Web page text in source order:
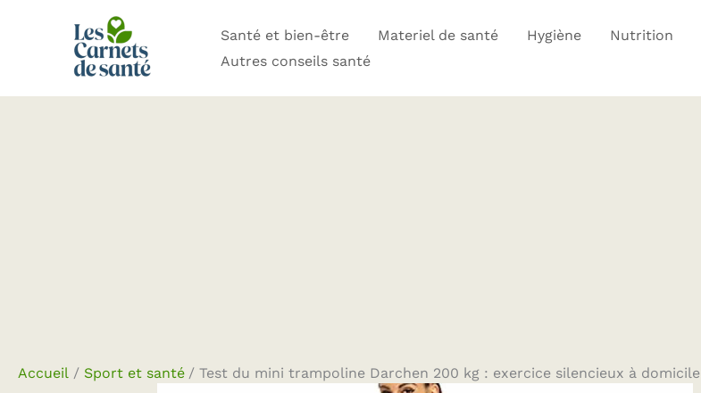
Santé et bien-être Materiel de santé Hygiène Nutrition
Autres conseils santé
Accueil Sport et santé Test du mini trampoline Darchen 200 kg : exercice silencieux à domicile